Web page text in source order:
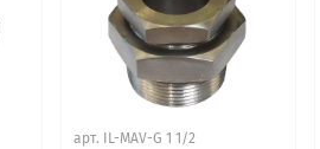
арт. IL-MAV-G 1 1/2